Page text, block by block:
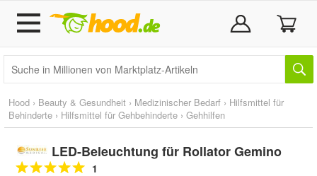
Hood › Beauty & Gesundheit › Medizinischer Bedarf › Hilfsmittel für
Behinderte › Hilfsmittel für Gehbehinderte › Gehhilfen
LED-Beleuchtung für Rollator Gemino
1